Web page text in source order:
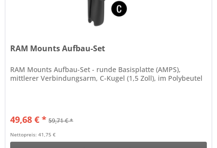
RAM Mounts Aufbau-Set
RAM Mounts Aufbau-Set - runde Basisplatte (AMPS),
mittlerer Verbindungsarm, C-Kugel (1,5 Zoll), im Polybeutel
49,68 € * 59,71 € *
Nettopreis: 41,75 €